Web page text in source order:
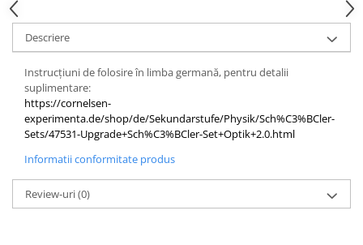
Videoproiectoare
Suporti si Accesorii
Videoproiectoare
Ecrane Proiectie
Laptopuri si Accesorii
Laptopuri
Accesorii Laptopuri
All in One/PC
All in One
Periferice PC
Descriere
Instrucțiuni de folosire în limba germană, pentru detalii
suplimentare:
https://cornelsen-
experimenta.de/shop/de/Sekundarstufe/Physik/Sch%C3%BCler-
Sets/47531-Upgrade+Sch%C3%BCler-Set+Optik+2.0.html
Informatii conformitate produs
Review-uri(0)